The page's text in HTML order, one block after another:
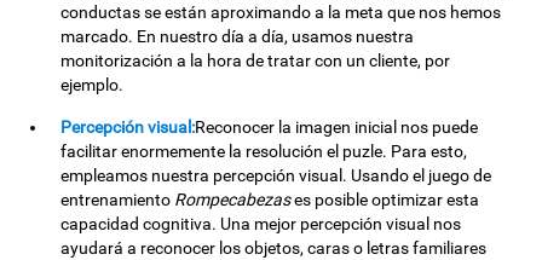
conductas se están aproximando a la meta que nos hemos
marcado. En nuestro día a día, usamos nuestra
monitorización a la hora de tratar con un cliente, por
ejemplo.
Percepción visual:Reconocer la imagen inicial nos puede
facilitar enormemente la resolución el puzle. Para esto,
empleamos nuestra percepción visual. Usando el juego de
entrenamiento Rompecabezases posible optimizar esta
capacidad cognitiva. Una mejor percepción visual nos
ayudará a reconocer los objetos, caras o letras familiares